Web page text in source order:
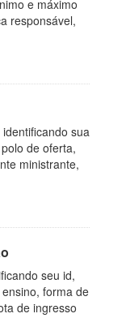
e máximo
responsável,
sua
de oferta,
ministrante,
seu id,
forma de
de ingresso